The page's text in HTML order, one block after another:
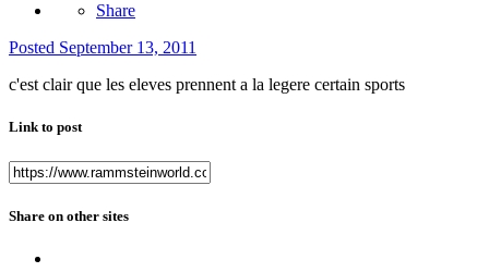
Share
Posted September 13, 2011
c'est clair que les eleves prennent a la legere certain sports
Link to post
Share on other sites